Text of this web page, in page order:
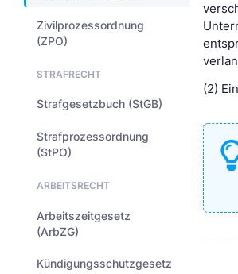
Zivilprozessordnung
(ZPO)
STRAFRECHT
Strafgesetzbuch (StGB)
Strafprozessordnung
(StPO)
ARBEITSRECHT
Arbeitszeitgesetz
(ArbZG)
Kündigungsschutzgesetz
(2)